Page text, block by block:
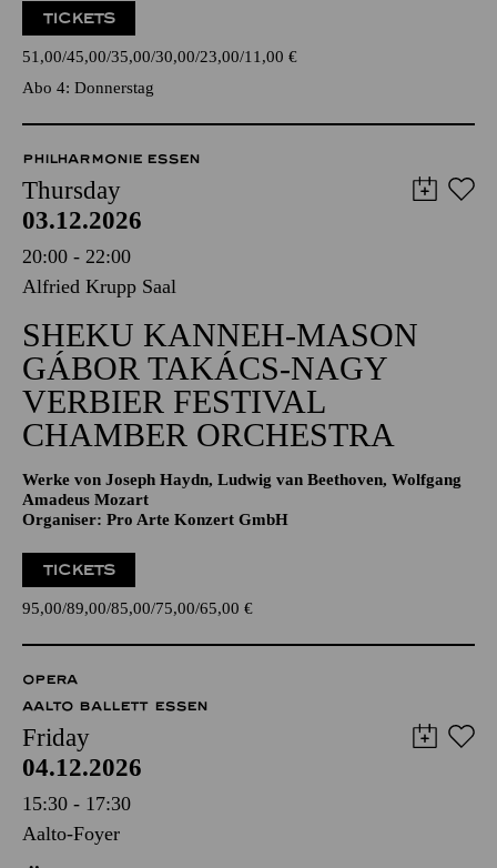
TICKETS
51,00 45,00 35,00 30,00 23,00 11,00 €
Abo 4: Donnerstag
PHILHARMONIE ESSEN
Thursday
03.12.2026
20:00 - 22:00
Alfried Krupp Saal
SHEKU KANNEH-MASON
GÁBOR TAKÁCS-NAGY
VERBIER FESTIVAL
CHAMBER ORCHESTRA
Werke von Joseph Haydn, Ludwig van Beethoven, Wolfgang
Amadeus Mozart
Organiser: Pro Arte Konzert GmbH
TICKETS
95,00 89,00 85,00 75,00 65,00 €
OPERA
AALTO BALLETT ESSEN
Friday
04.12.2026
15:30 - 17:30
Aalto-Foyer